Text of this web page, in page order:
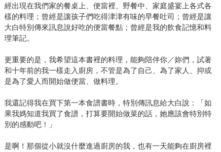
經出現在我們家的餐桌上、便當裡、野餐中、家庭盛宴上各式各
樣的料理；曾經是讓孩子們吃得津津有味的早餐吐司；曾經是讓
大白特別傳來訊息說好吃的便當餐點；曾經是我的飲食記憶和料
理筆記。
更重要的是，我希望這本書裡的料理，能夠陪伴你／妳們，試著
和十年前的我一樣走入廚房，不管是為了自己、為了家人、抑或
是為了愛人而開始做便當、做料理。
我還記得我在買下第一本食譜書時，特別傳訊息給大白說：「如
果我媽知道我買了食譜，打算要開始做菜的話，她應該會特別特
別的感動吧！」
是啊！那個從小就沒什麼進過廚房的我，也有一天能夠在廚房裡